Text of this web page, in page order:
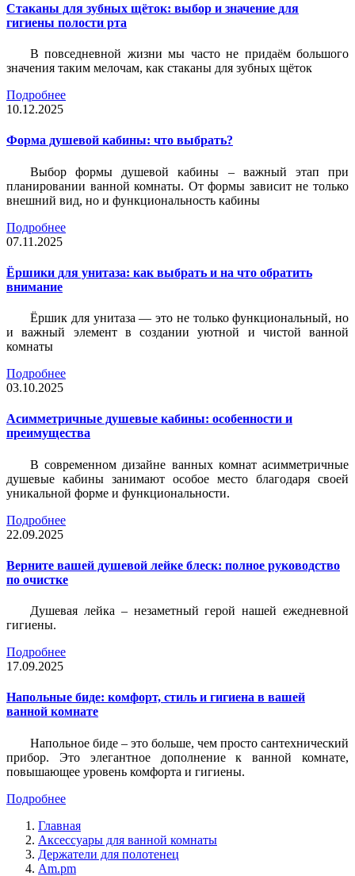
Стаканы для зубных щёток: выбор и значение для
гигиены полости рта
В повседневной жизни мы часто не придаём большого
значения таким мелочам, как стаканы для зубных щёток
Подробнее
10.12.2025
Форма душевой кабины: что выбрать?
Выбор формы душевой кабины – важный этап при
планировании ванной комнаты. От формы зависит не только
внешний вид, но и функциональность кабины
Подробнее
07.11.2025
Ёршики для унитаза: как выбрать и на что обратить
внимание
Ёршик для унитаза — это не только функциональный, но
и важный элемент в создании уютной и чистой ванной
комнаты
Подробнее
03.10.2025
Асимметричные душевые кабины: особенности и
преимущества
В современном дизайне ванных комнат асимметричные
душевые кабины занимают особое место благодаря своей
уникальной форме и функциональности.
Подробнее
22.09.2025
Верните вашей душевой лейке блеск: полное руководство
по очистке
Душевая лейка – незаметный герой нашей ежедневной
гигиены.
Подробнее
17.09.2025
Напольные биде: комфорт, стиль и гигиена в вашей
ванной комнате
Напольное биде – это больше, чем просто сантехнический
прибор. Это элегантное дополнение к ванной комнате,
повышающее уровень комфорта и гигиены.
Подробнее
Главная
Аксессуары для ванной комнаты
Держатели для полотенец
Am.pm